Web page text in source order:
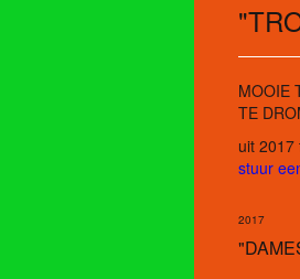
MOOIE
TE
uit 2017
stuur
2017